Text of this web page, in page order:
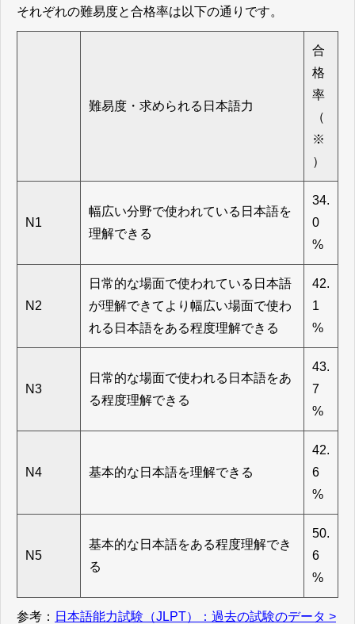
それぞれの難易度と合格率は以下の通りです。
難易度・求められる日本語力
合
格
率
（
※
）
N1
幅広い分野で使われている日本語を
理解できる
34.
0
%
N2
日常的な場面で使われている日本語
が理解できてより幅広い場面で使わ
れる日本語をある程度理解できる
42.
1
%
N3
日常的な場面で使われる日本語をあ
る程度理解できる
43.
7
%
N4 基本的な日本語を理解できる
42.
6
%
N5
基本的な日本語をある程度理解でき
る
50.
6
%
参考： 日本語能力試験（JLPT）：過去の試験のデータ >